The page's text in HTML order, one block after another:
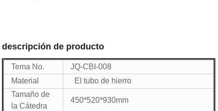
descripción de producto
Tema No.
JQ-CBI-008
Material
El tubo de hierro
Tamaño de
la Cátedra
450*520*930mm